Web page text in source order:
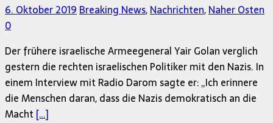
6. Oktober 2019Breaking News,Nachrichten,Naher Osten
0
Der frühere israelische Armeegeneral Yair Golan verglich
gestern die rechten israelischen Politiker mit den Nazis. In
einem Interview mit Radio Darom sagte er: „Ich erinnere
die Menschen daran, dass die Nazis demokratisch an die
Macht […]